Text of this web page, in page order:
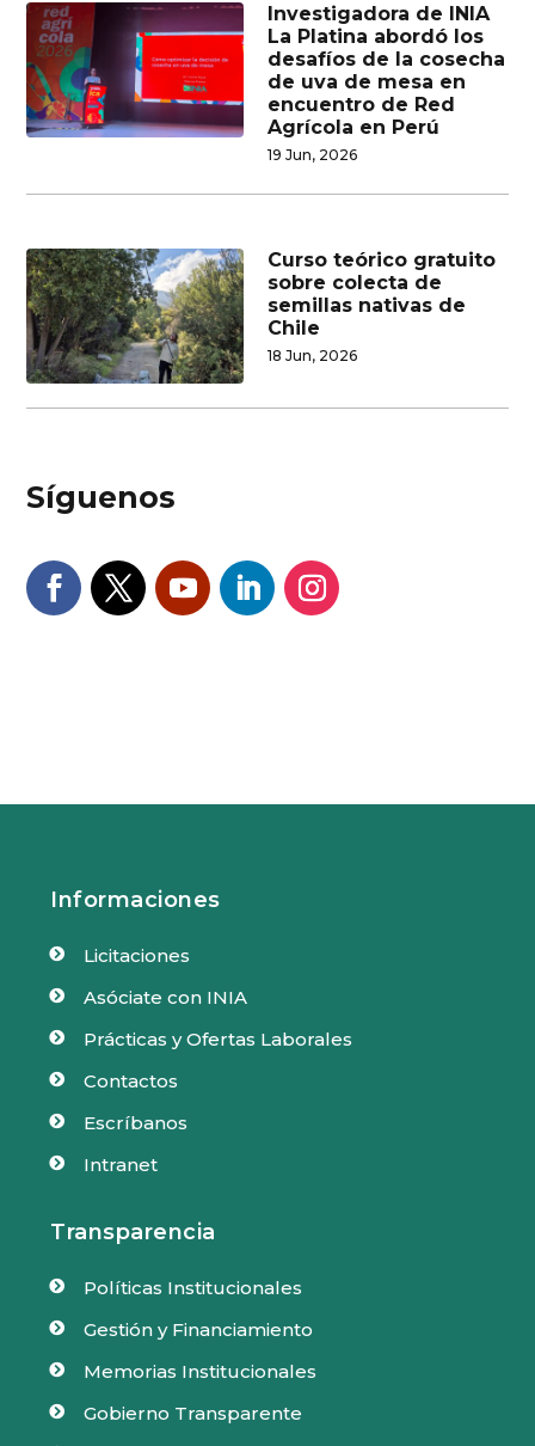
Investigadora de INIA
La Platina abordó los
desafíos de la cosecha
de uva de mesa en
encuentro de Red
Agrícola en Perú
19 Jun, 2026
Curso teórico gratuito
sobre colecta de
semillas nativas de
Chile
18 Jun, 2026
Síguenos
Informaciones
 Licitaciones
 Asóciate con INIA
 Prácticas y Ofertas Laborales
 Contactos
 Escríbanos
 Intranet
Transparencia
 Políticas Institucionales
 Gestión y Financiamiento
 Memorias Institucionales

Gobierno Transparente